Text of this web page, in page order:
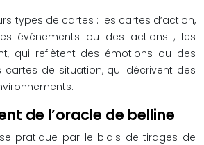
types de cartes : les cartes d’action,
événements ou des actions ; les
qui reflètent des émotions ou des
cartes de situation, qui décrivent des
de l’oracle de belline
se pratique par le biais de tirages de